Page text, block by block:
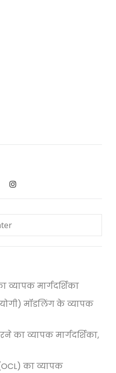
व्यापक मार्गदर्शिका
मॉडलिंग के व्यापक
का व्यापक मार्गदर्शिका,
का व्यापक